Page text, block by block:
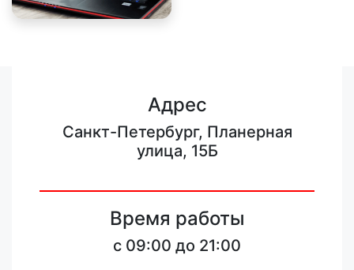
Адрес
Санкт-Петербург, Планерная
улица, 15Б
Время работы
c 09:00 до 21:00